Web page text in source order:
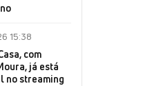
15:38
com
já está
no streaming